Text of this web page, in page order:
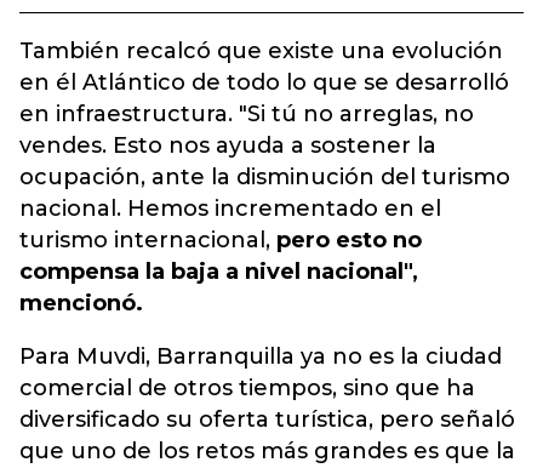
También recalcó que existe una evolución
en él Atlántico de todo lo que se desarrolló
en infraestructura. "Si tú no arreglas, no
vendes. Esto nos ayuda a sostener la
ocupación, ante la disminución del turismo
nacional. Hemos incrementado en el
turismo internacional, pero esto no
compensa la baja a nivel nacional",
mencionó.
Para Muvdi, Barranquilla ya no es la ciudad
comercial de otros tiempos, sino que ha
diversificado su oferta turística, pero señaló
que uno de los retos más grandes es que la